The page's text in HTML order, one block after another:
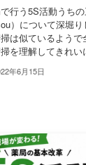
行う5S活動うち
）について深堀
は似ているよう
を理解してきれい
年6月15日